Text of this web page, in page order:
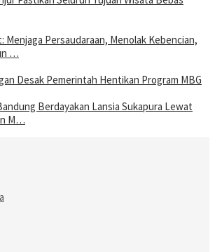
Menjaga Persaudaraan, Menolak Kebencian,
…
Desak Pemerintah Hentikan Program MBG
Berdayakan Lansia Sukapura Lewat
M…